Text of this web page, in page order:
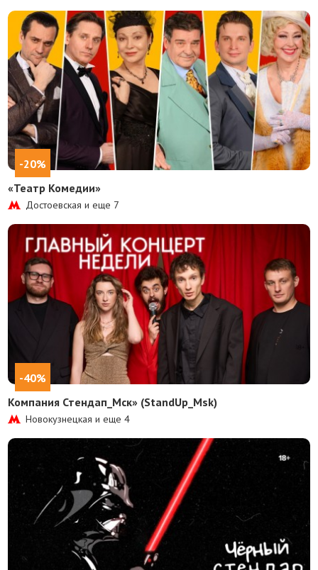
-20%
«Театр Комедии»
Достоевская и еще 7
-40%
Компания Стендап_Мск» (StandUp_Msk)
Новокузнецкая и еще4